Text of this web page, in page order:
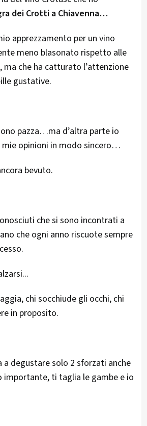
dei Crotti a Chiavenna…
apprezzamento per un vino
meno blasonato rispetto alle
che ha catturato l’attenzione
gustative.
pazza…ma d’altra parte io
mie opinioni in modo sincero…
bevuto.
che si sono incontrati a
che ogni anno riscuote sempre
chi socchiude gli occhi, chi
in proposito.
degustare solo 2 sforzati anche
importante, ti taglia le gambe e io